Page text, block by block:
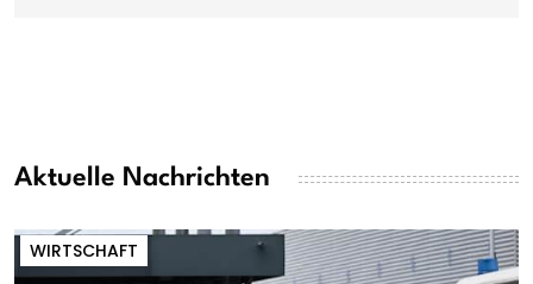
Aktuelle Nachrichten
WIRTSCHAFT